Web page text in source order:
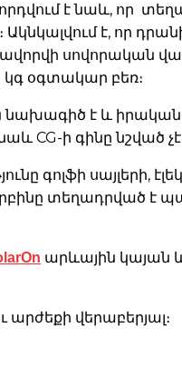
է նաև, որ
Ակնկալվում է, որ
սովորական
կգ օգտակար բեռ։
նախագիծ է և
CG-ի գինը նշված
գոլֆի սայլերի,
տեղադրված է
արևային կայան
վերաբերյալ։